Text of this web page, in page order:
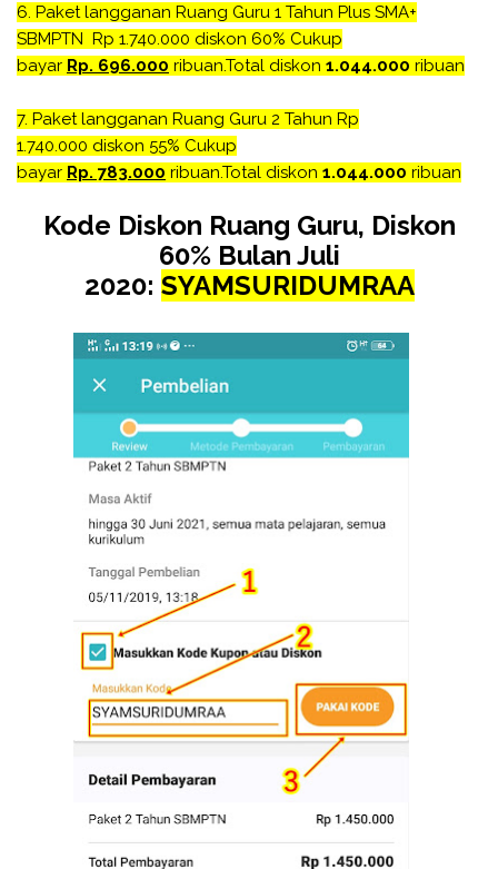
6. Paket langganan Ruang Guru 1 Tahun Plus SMA+
SBMPTN Rp 1.740.000 diskon 60% Cukup
bayar Rp. 696.000 ribuan.Total diskon 1.044.000 ribuan
7. Paket langganan Ruang Guru 2 Tahun Rp
1.740.000 diskon 55% Cukup
bayar Rp. 783.000 ribuan.Total diskon 1.044.000 ribuan
Kode Diskon Ruang Guru, Diskon
60% Bulan Juli
2020: SYAMSURIDUMRAA